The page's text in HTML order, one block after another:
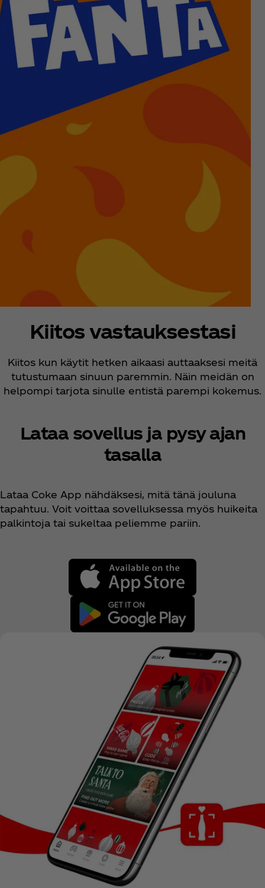
Kiitos vastauksestasi
Kiitos kun käytit hetken aikaasi auttaaksesi meitä
tutustumaan sinuun paremmin. Näin meidän on
helpompi tarjota sinulle entistä parempi kokemus.
Lataa sovellus ja pysy ajan
tasalla
Lataa Coke App nähdäksesi, mitä tänä jouluna
tapahtuu. Voit voittaa sovelluksessa myös huikeita
palkintoja tai sukeltaa peliemme pariin.